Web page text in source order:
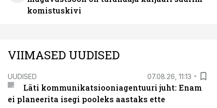
komistuskivi
VIIMASED UUDISED
UUDISED 07.08.26, 11:13
Läti kommunikatsiooniagentuuri juht: Enam
ei planeerita isegi pooleks aastaks ette